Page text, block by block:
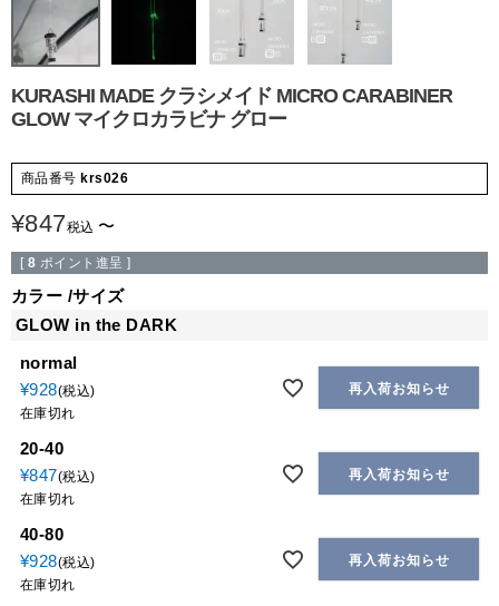
KURASHI MADE クラシメイド MICRO CARABINER
GLOW マイクロカラビナ グロー
商品番号 krs026
¥847税込 〜
[ 8 ポイント進呈 ]
カラー サイズ
GLOW in the DARK
normal
¥928 税込
在庫切れ
再入荷お知らせ
20-40
¥847 税込
在庫切れ
再入荷お知らせ
40-80
¥928 税込
在庫切れ
再入荷お知らせ